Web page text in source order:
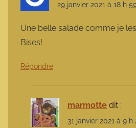
29 janvier 2021 à 18 h
Une belle salade comme je
Bises!
Répondre
marmotte dit :
31 janvier 2021 à 9 h